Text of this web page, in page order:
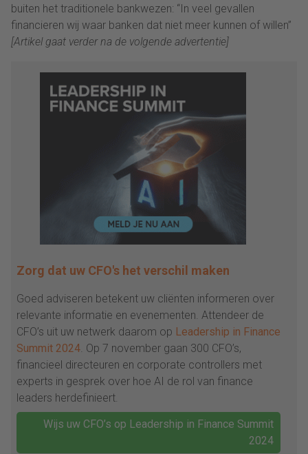
buiten het traditionele bankwezen: “In veel gevallen
financieren wij waar banken dat niet meer kunnen of willen”
[Artikel gaat verder na de volgende advertentie]
Zorg dat uw CFO's het verschil maken
Goed adviseren betekent uw cliënten informeren over
relevante informatie en evenementen. Attendeer de
CFO’s uit uw netwerk daarom op Leadership in Finance
Summit 2024. Op 7 november gaan 300 CFO’s,
financieel directeuren en corporate controllers met
experts in gesprek over hoe AI de rol van finance
leaders herdefinieert.
Wijs uw CFO’s op Leadership in Finance Summit
2024